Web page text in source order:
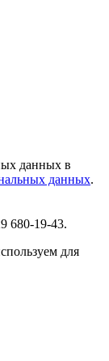
данных в
данных.
680-19-43.
для